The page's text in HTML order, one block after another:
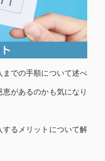
での手順について述べ
があるのかも気になり
するメリットについて解